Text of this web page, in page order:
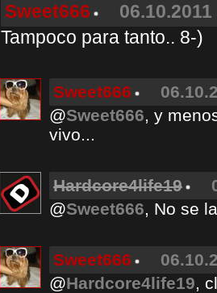
Sweet666
Tampoco para tanto.. 8-)
Sweet666
@Sweet666, y
vivo...
Hardcore4life19
@Sweet666, No se
Sweet666
@Hardcore4life19,